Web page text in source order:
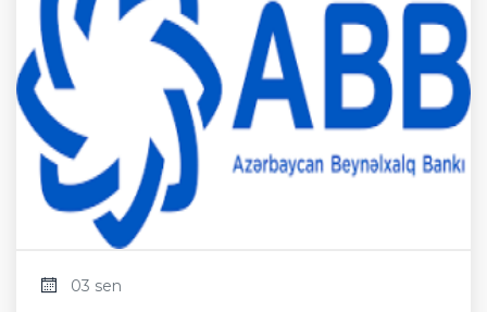
03 sen